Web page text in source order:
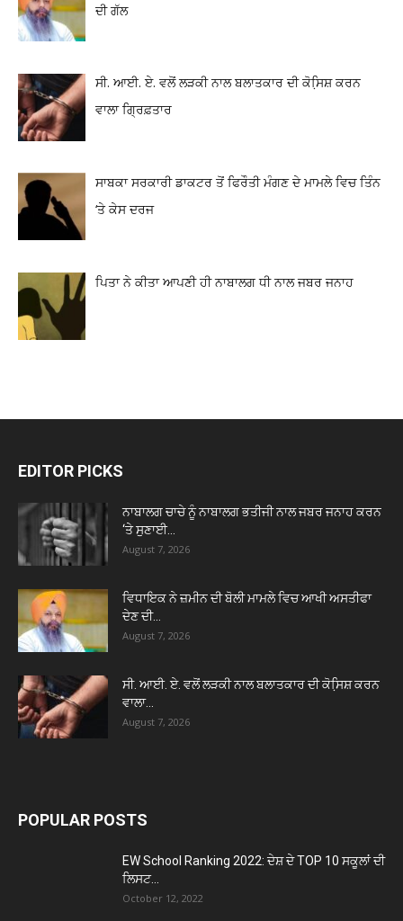
ਦੀ ਗੱਲ
ਸੀ. ਆਈ. ਏ. ਵਲੋਂ ਲੜਕੀ ਨਾਲ ਬਲਾਤਕਾਰ ਦੀ ਕੋਸਿ਼ਸ਼ ਕਰਨ
ਵਾਲਾ ਗ੍ਰਿਫ਼ਤਾਰ
ਸਾਬਕਾ ਸਰਕਾਰੀ ਡਾਕਟਰ ਤੋਂ ਫਿਰੌਤੀ ਮੰਗਣ ਦੇ ਮਾਮਲੇ ਵਿਚ ਤਿੰਨ
‘ਤੇ ਕੇਸ ਦਰਜ
ਪਿਤਾ ਨੇ ਕੀਤਾ ਆਪਣੀ ਹੀ ਨਾਬਾਲਗ ਧੀ ਨਾਲ ਜਬਰ ਜਨਾਹ
EDITOR PICKS
ਨਾਬਾਲਗ ਚਾਚੇ ਨੂੰ ਨਾਬਾਲਗ ਭਤੀਜੀ ਨਾਲ ਜਬਰ ਜਨਾਹ ਕਰਨ
‘ਤੇ ਸੁਣਾਈ...
August 7, 2026
ਵਿਧਾਇਕ ਨੇ ਜ਼ਮੀਨ ਦੀ ਬੋਲੀ ਮਾਮਲੇ ਵਿਚ ਆਖੀ ਅਸਤੀਫਾ
ਦੇਣ ਦੀ...
August 7, 2026
ਸੀ. ਆਈ. ਏ. ਵਲੋਂ ਲੜਕੀ ਨਾਲ ਬਲਾਤਕਾਰ ਦੀ ਕੋਸਿ਼ਸ਼ ਕਰਨ
ਵਾਲਾ...
August 7, 2026
POPULAR POSTS
EW School Ranking 2022: ਦੇਸ਼ ਦੇ TOP 10 ਸਕੂਲਾਂ ਦੀ
ਲਿਸਟ...
October 12, 2022